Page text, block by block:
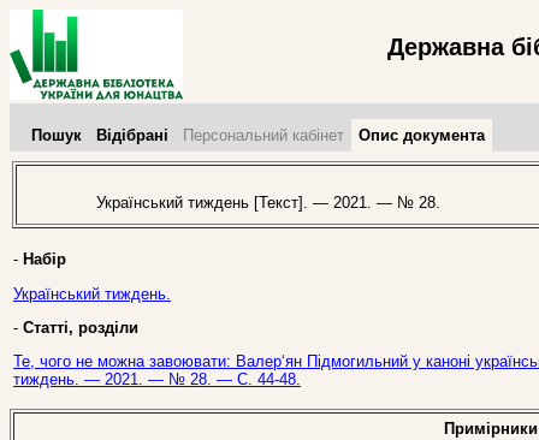
Державна
Пошук Відібрані Персональний кабінет Опис документа
Український тиждень [Текст]. — 2021. — № 28.
- Набір
Український тиждень.
- Статті, розділи
Те, чого не можна завоювати: Валер‘ян Підмогильний у каноні
тиждень. — 2021. — № 28. — С. 44-48.
Примірники